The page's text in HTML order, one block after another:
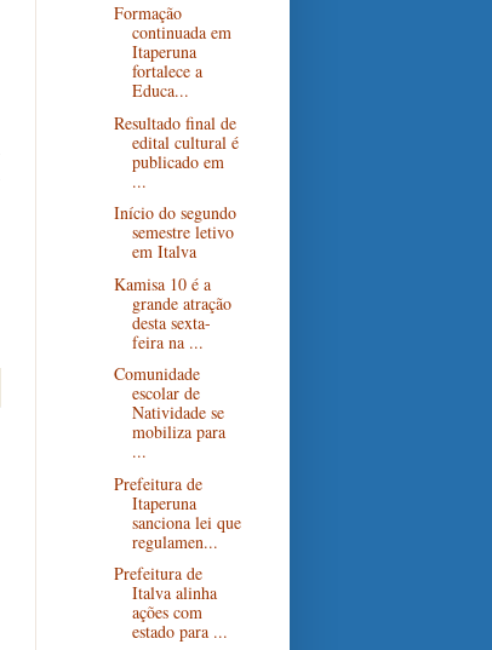
Formação
continuada em
Itaperuna
fortalece a
Educa...
Resultado final de
edital cultural é
publicado em
...
Início do segundo
semestre letivo
em Italva
Kamisa 10 é a
grande atração
desta sexta-
feira na ...
Comunidade
escolar de
Natividade se
mobiliza para
...
Prefeitura de
Itaperuna
sanciona lei que
regulamen...
Prefeitura de
Italva alinha
ações com
estado para ...